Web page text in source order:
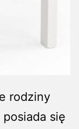
rodziny
się